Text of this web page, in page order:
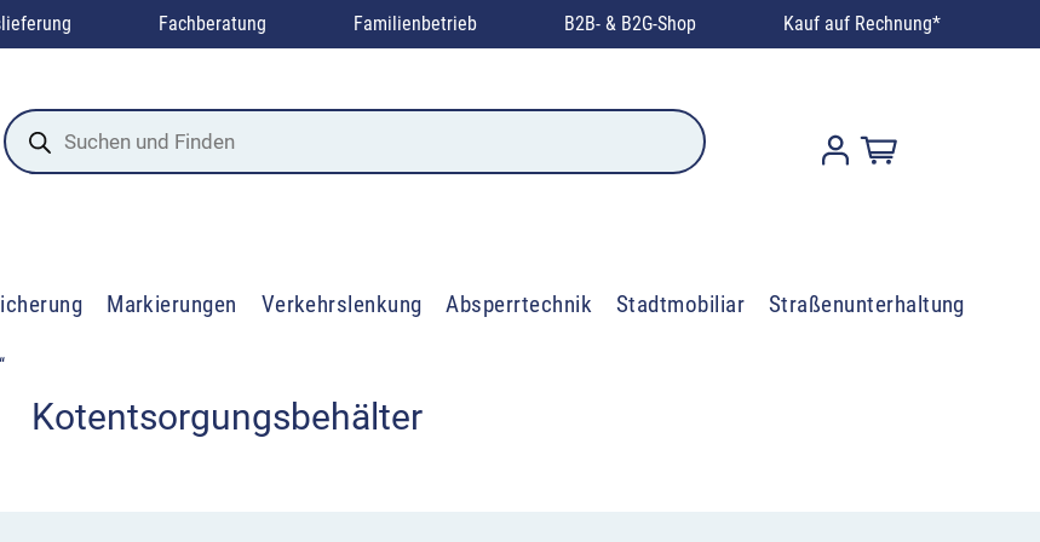
Fachberatung Familienbetrieb B2B- & B2G-Shop Kauf auf Rechnung*
Products
search
Markierungen Verkehrslenkung Absperrtechnik Stadtmobiliar Straßenunterhaltung
Kotentsorgungsbehälter